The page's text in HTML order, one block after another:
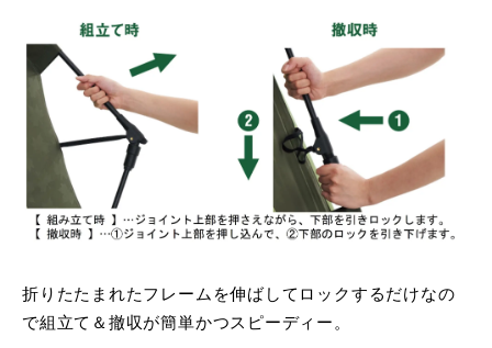
折りたたまれたフレームを伸ばしてロックするだけなの
で組立て＆撤収が簡単かつスピーディー。